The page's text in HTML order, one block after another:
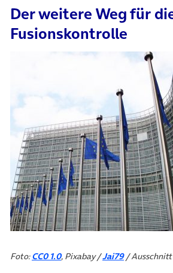
Der weitere Weg für
Fusionskontrolle
Foto:CC0 1.0, Pixabay /Jai79/